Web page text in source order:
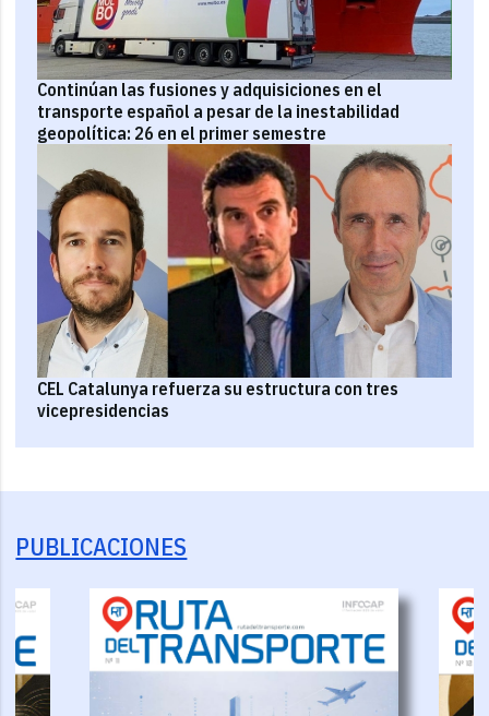
Continúan las fusiones y adquisiciones en el
transporte español a pesar de la inestabilidad
geopolítica: 26 en el primer semestre
CEL Catalunya refuerza su estructura con tres
vicepresidencias
PUBLICACIONES